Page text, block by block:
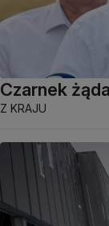
Czarnek
Z KRAJU